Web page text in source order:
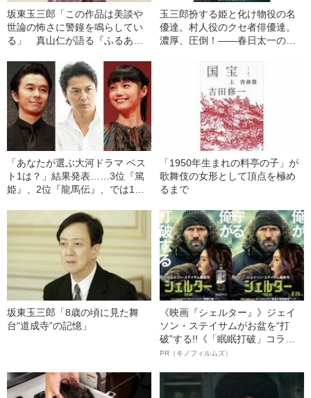
坂東玉三郎「この作品は美談や
世論の怖さに警鐘を鳴らしてい
る」 真山仁が語る『ふるあめ
が愛してやまない理由
玉三郎扮する姫と化け物役の名
優達。村人役のクセ者俳優達。
濃厚、圧倒！――春日太一の木
「あなたが選ぶ大河ドラマ ベス
ト1は？」結果発表……3位『篤
姫』、2位『龍馬伝』、では1位
「1950年生まれの料亭の子」が
歌舞伎の女形として頂点を極め
るまで
坂東玉三郎「8歳の頃に見た舞
台“道成寺”の記憶」
《映画『シェルター』》ジェイ
ソン・ステイサムがお盆を“打
破”する!!《「眠眠打破」コラ
ボ》
PR（キノフィルムズ）